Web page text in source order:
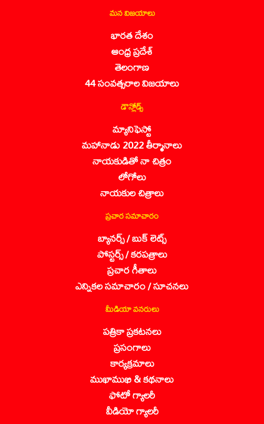
మన విజయాలు
భారత దేశం
ఆంధ్ర ప్రదేశ్
తెలంగాణ
44 సంవత్సరాల విజయాలు
డౌన్లోడ్స్
మ్యానిఫెస్టో
మహానాడు 2022 తీర్మానాలు
నాయకుడితో నా చిత్రం
లోగోలు
నాయకుల చిత్రాలు
ప్రచార సమాచారం
బ్యానర్స్ / బుక్ లెట్స్
పోస్టర్స్ / కరపత్రాలు
ప్రచార గీతాలు
ఎన్నికల సమాచారం / సూచనలు
మీడియా వనరులు
పత్రికా ప్రకటనలు
ప్రసంగాలు
కార్యక్రమాలు
ముఖాముఖి & కథనాలు
ఫోటో గ్యాలరీ
వీడియో గ్యాలరీ